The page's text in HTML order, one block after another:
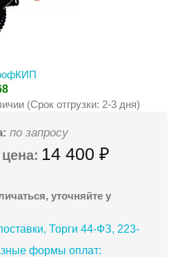
(Срок отгрузки: 2-3 дня)
по запросу
14 400 ₽
уточняйте у
Торги 44-ФЗ, 223-
формы оплат: